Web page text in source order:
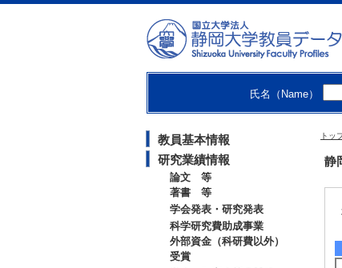
氏名（Name）
教員基本情報
研究業績情報
論文 等
著書 等
学会発表・研究発表
科学研究費助成事業
外部資金（科研費以外）
受賞
トッ
静